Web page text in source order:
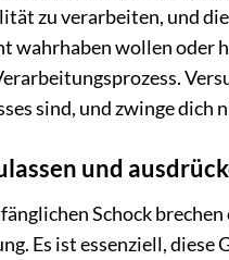
zu verarbeiten, und
wahrhaben wollen oder
sind, und zwinge dich
und
Schock
Es ist essenziell, diese